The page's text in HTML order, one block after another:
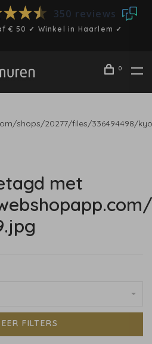
350 reviews
€ 50 ✓ Winkel in Haarlem ✓
0
shops/20277/files/336494498/
met
FILTERS